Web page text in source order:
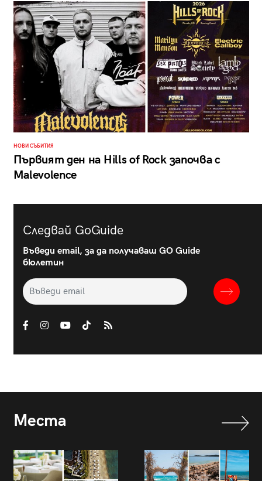
НОВИ СЪБИТИЯ
Първият ден на Hills of Rock започва с
Malevolence
Следвай GoGuide
Въведи email, за да получаваш GO Guide
бюлетин
Места